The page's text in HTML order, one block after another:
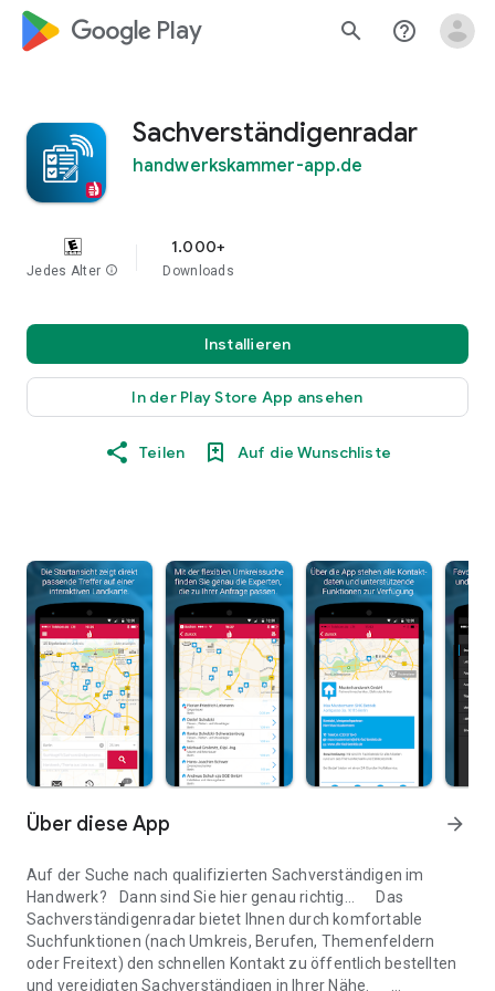
google_logo Play search help_outline
Sachverständigenradar
handwerkskammer-app.de
Jedes Alter info
1.000+
Downloads
Installieren
In der Play Store App ansehen
Teilen Auf die Wunschliste
Über diese App arrow_forward
Auf der Suche nach qualifizierten Sachverständigen im
Handwerk? Dann sind Sie hier genau richtig… Das
Sachverständigenradar bietet Ihnen durch komfortable
Suchfunktionen (nach Umkreis, Berufen, Themenfeldern
oder Freitext) den schnellen Kontakt zu öffentlich bestellten
und vereidigten Sachverständigen in Ihrer Nähe.